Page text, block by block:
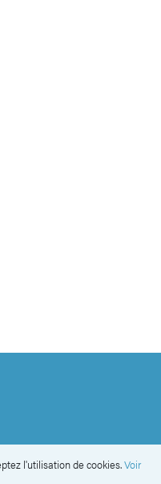
l'utilisation de cookies.Voir